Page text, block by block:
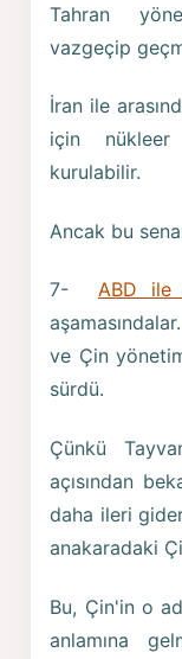
Tahran
vazgeçip
İran ile
için
kurulabilir.
Ancak bu
7-ABD ile
ve Çin
sürdü.
Çünkü
açısından
daha ileri
anakaradaki
Bu, Çin'in o
anlamına